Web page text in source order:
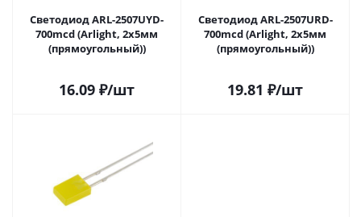
Светодиод ARL-2507UYD-
700mcd (Arlight, 2x5мм
(прямоугольный))
16.09 ₽/шт
Светодиод ARL-2507URD-
700mcd (Arlight, 2x5мм
(прямоугольный))
19.81 ₽/шт